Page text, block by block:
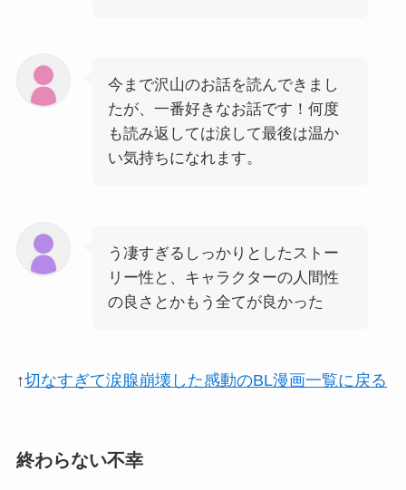
今まで沢山のお話を読んできまし
たが、一番好きなお話です！何度
も読み返しては涙して最後は温か
い気持ちになれます。
う凄すぎるしっかりとしたストー
リー性と、キャラクターの人間性
の良さとかもう全てが良かった
↑切なすぎて涙腺崩壊した感動のBL漫画一覧に戻る
終わらない不幸